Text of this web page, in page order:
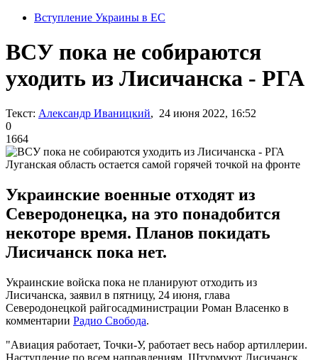
Вступление Украины в ЕС
ВСУ пока не собираются
уходить из Лисичанска - РГА
Текст: Александр Иваницкий, 24 июня 2022, 16:52
0
1664
Луганская область остается самой горячей точкой на фронте
Украинские военные отходят из
Северодонецка, на это понадобится
некоторе время. Планов покидать
Лисичанск пока нет.
Украинские войска пока не планируют отходить из
Лисичанска, заявил в пятницу, 24 июня, глава
Северодонецкой райгосадминистрации Роман Власенко в
комментарии Радио Свобода.
"Авиация работает, Точки-У, работает весь набор артиллерии.
Наступление по всем направлениям. Штурмуют Лисичанск,